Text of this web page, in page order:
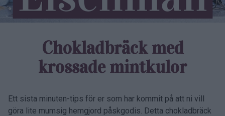
Chokladbräck med
krossade mintkulor
Ett sista minuten-tips för er som har kommit på att ni vill
göra lite mumsig hemgjord påskgodis. Detta chokladbräck